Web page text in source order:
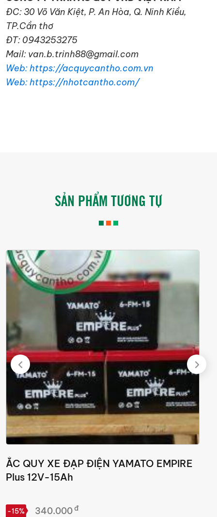
ĐC: 30 Võ Văn Kiệt, P. An Hòa, Q. Ninh Kiều,
TP.Cần thơ
ĐT: 0943253275
Mail: van.b.trinh88@gmail.com
Web: https://acquycantho.com.vn
Web: https://nhotcantho.com/
SẢN PHẨM TƯƠNG TỰ
ẮC QUY XE ĐẠP ĐIỆN YAMATO EMPIRE
Plus 12V-15Ah
-15% 340.000 đ